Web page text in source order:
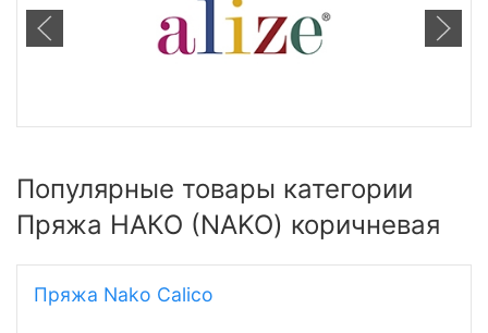
Популярные товары категории
Пряжа НАКО (NAKO) коричневая
Пряжа Nako Calico